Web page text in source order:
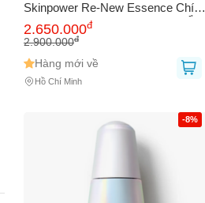
Skinpower Re-New Essence Chính
Hãng Nhật Bản - Cung Cấp Độ Ẩm,
Chống Lão Hóa, Cho Làn Da Căng
2.650.000đ
2.900.000đ
Hàng mới về
Hồ Chí Minh
-8%